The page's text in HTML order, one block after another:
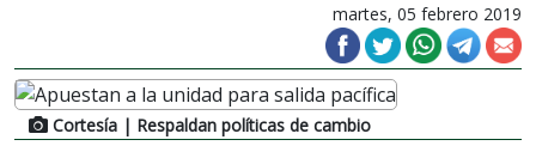
martes, 05 febrero 2019
Cortesía | Respaldan políticas de cambio